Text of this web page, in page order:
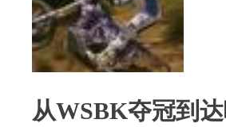
从WSBK夺冠到